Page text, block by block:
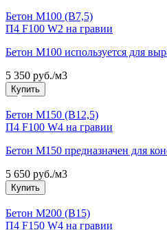
Бетон М100 (В7,5)
П4 F100 W2 на гравии
Бетон М100 используется для
5 350 руб./м3
Купить
Бетон М150 (В12,5)
П4 F100 W4 на гравии
Бетон М150 предназначен для
5 650 руб./м3
Купить
Бетон М200 (В15)
П4 F150 W4 на гравии